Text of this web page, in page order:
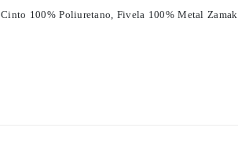
Cinto 100% Poliuretano, Fivela 100% Metal Zamak